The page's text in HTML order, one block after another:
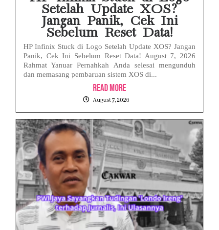
Setelah Update XOS?
Jangan Panik, Cek Ini
Sebelum Reset Data!
HP Infinix Stuck di Logo Setelah Update XOS? Jangan
Panik, Cek Ini Sebelum Reset Data! August 7, 2026
Rahmat Yanuar Pernahkah Anda selesai mengunduh
dan memasang pembaruan sistem XOS di...
Read More
August 7, 2026